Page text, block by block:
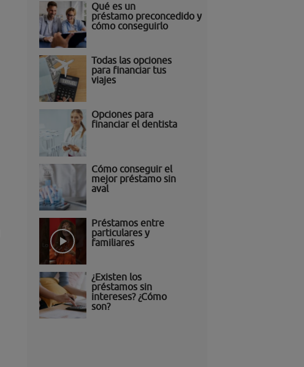
Qué es un
préstamo preconcedido y
cómo conseguirlo
Todas las opciones
para financiar tus
viajes
Opciones para
financiar el dentista
Cómo conseguir el
mejor préstamo sin
aval
Préstamos entre
particulares y
familiares
¿Existen los
préstamos sin
intereses? ¿Cómo
son?